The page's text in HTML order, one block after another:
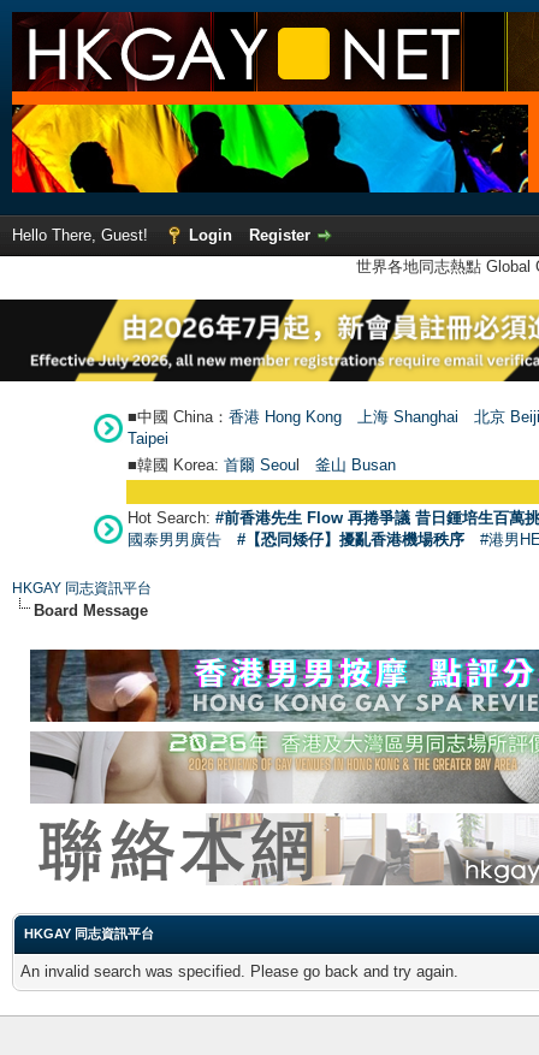
Hello There, Guest! Login
Register
世界各地同志熱點
■中國 China： 香港 Hong Kong 上海 Shanghai
北京
Taipei
■韓國 Korea: 首爾 Seoul 釜山 Busan
Hot Search: #前香港先生 Flow 再捲爭議 昔日鍾培生百萬
國泰男男廣告
#【恐同矮仔】擾亂香港機場秩序 #港男
HKGAY 同志資訊平台
Board Message
HKGAY 同志資訊平台
An invalid search was specified. Please go back and try again.